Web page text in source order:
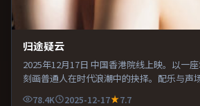
归途疑云
2025年12月17日 中国香港院线上映。以一座
刻画普通人在时代浪潮中的抉择。配乐与声
使观众更易沉浸其中。整体完成度较高，适
78.4K 2025-12-17
7.7